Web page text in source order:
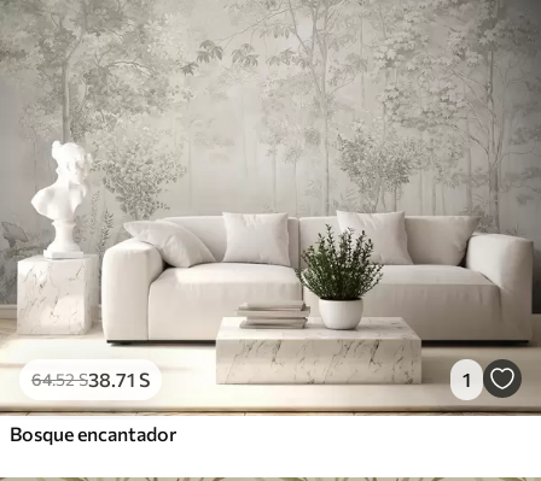
64.52S38.71 S 1
Bosque encantador